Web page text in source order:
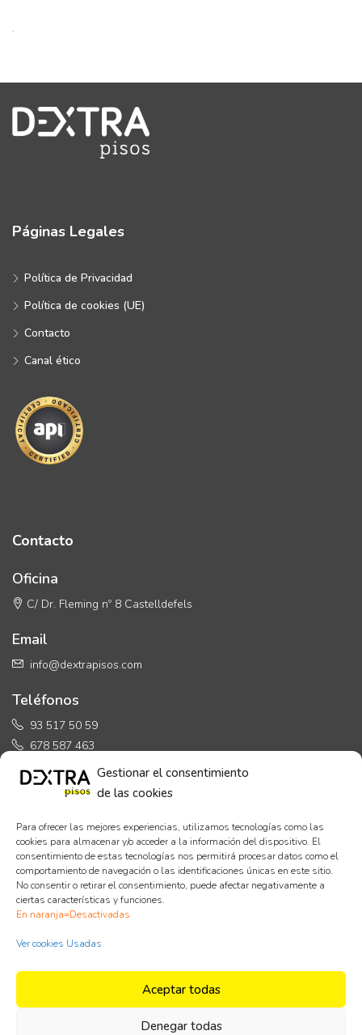
Gestionar el consentimiento
de las cookies
Para ofrecer las mejores experiencias, utilizamos tecnologías como las
cookies para almacenar y/o acceder a la información del dispositivo. El
consentimiento de estas tecnologías nos permitirá procesar datos como el
comportamiento de navegación o las identificaciones únicas en este sitio.
No consentir o retirar el consentimiento, puede afectar negativamente a
ciertas características y funciones.
En naranja=Desactivadas
Ver cookies Usadas
Aceptar todas
Denegar todas
.
Páginas Legales
Política de Privacidad
Política de cookies (UE)
Contacto
Canal ético
Contacto
Oficina
C/ Dr. Fleming nº 8 Castelldefels
Email
info@dextrapisos.com
Teléfonos
93 517 50 59
678 587 463
Horario de Oficina
Lunes a Viernes:
de 9:30h a 14:00h y de 16:30h a 20:00h
Sábados: Visitas concertadas